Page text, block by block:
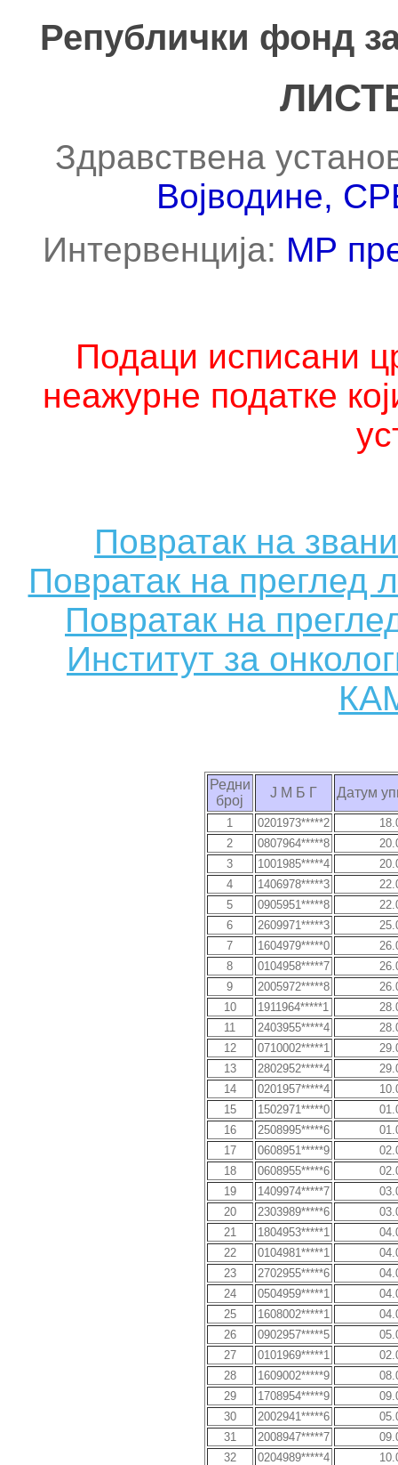
Републички фонд
Здравствена
Војводине,
Интервенција: МР
Подаци исписани
неажурне податке
Повратак на
Повратак на преглед
Повратак на
Институт за
Редни
број
Ј М Б Г Датум
1 0201973*****2
2
0807964*****8
3
1001985*****4
4
1406978*****3
5
0905951*****8
6
2609971*****3
7
1604979*****0
8
0104958*****7
9
2005972*****8
10
1911964*****1
11
2403955*****4
12
0710002*****1
13
2802952*****4
14
0201957*****4
15
1502971*****0
16
2508995*****6
17
0608951*****9
18
0608955*****6
19
1409974*****7
20
2303989*****6
21
1804953*****1
22
0104981*****1
23
2702955*****6
24
0504959*****1
25
1608002*****1
26
0902957*****5
27
0101969*****1
28
1609002*****9
29
1708954*****9
30
2002941*****6
31
2008947*****7
32
0204989*****4